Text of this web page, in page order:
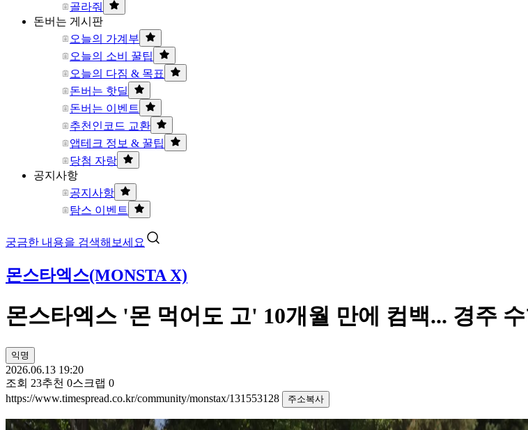
골라줘
돈버는 게시판
오늘의 가계부
오늘의 소비 꿀팁
오늘의 다짐 & 목표
돈버는 핫딜
돈버는 이벤트
추천인코드 교환
앱테크 정보 & 꿀팁
당첨 자랑
공지사항
공지사항
탐스 이벤트
궁금한 내용을 검색해보세요
몬스타엑스(MONSTA X)
몬스타엑스 '몬 먹어도 고' 10개월 만에 컴백... 경주
익명
2026.06.13 19:20
조회 23추천 0스크랩 0
https://www.timespread.co.kr/community/monstax/131553128
주소복사